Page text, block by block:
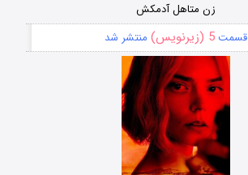
زن متاهل آدمکش
قسمت5 (زیرنویس) منتشر شد